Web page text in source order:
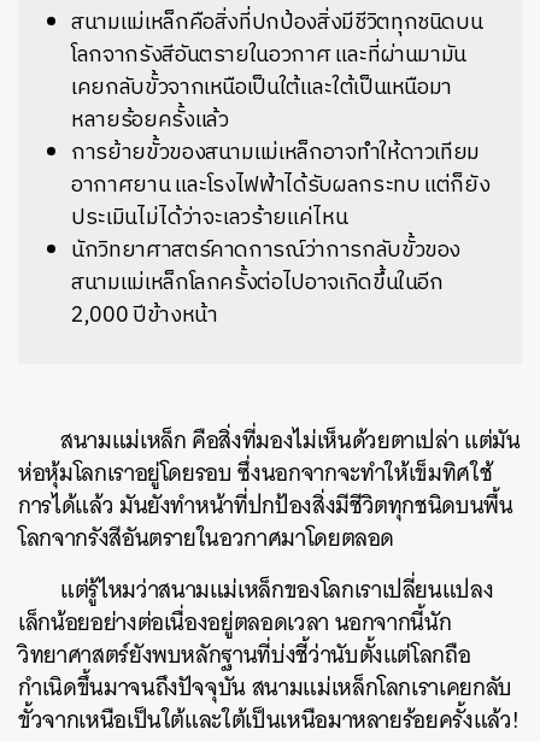
สนามแม่เหล็กคือสิ่งที่ปกป้องสิ่งมีชีวิตทุกชนิดบน
โลกจากรังสีอันตรายในอวกาศ และที่ผ่านมามัน
เคยกลับขั้วจากเหนือเป็นใต้และใต้เป็นเหนือมา
หลายร้อยครั้งแล้ว
การย้ายขั้วของสนามแม่เหล็กอาจทำให้ดาวเทียม
อากาศยาน และโรงไฟฟ้าได้รับผลกระทบ แต่ก็ยัง
ประเมินไม่ได้ว่าจะเลวร้ายแค่ไหน
นักวิทยาศาสตร์คาดการณ์ว่าการกลับขั้วของ
สนามแม่เหล็กโลกครั้งต่อไปอาจเกิดขึ้นในอีก
2,000 ปีข้างหน้า
สนามแม่เหล็ก คือสิ่งที่มองไม่เห็นด้วยตาเปล่า แต่มัน
ห่อหุ้มโลกเราอยู่โดยรอบ ซึ่งนอกจากจะทำให้เข็มทิศใช้
การได้แล้ว มันยังทำหน้าที่ปกป้องสิ่งมีชีวิตทุกชนิดบนพื้น
โลกจากรังสีอันตรายในอวกาศมาโดยตลอด
แต่รู้ไหมว่าสนามแม่เหล็กของโลกเราเปลี่ยนแปลง
เล็กน้อยอย่างต่อเนื่องอยู่ตลอดเวลา นอกจากนี้นัก
วิทยาศาสตร์ยังพบหลักฐานที่บ่งชี้ว่านับตั้งแต่โลกถือ
กำเนิดขึ้นมาจนถึงปัจจุบัน สนามแม่เหล็กโลกเราเคยกลับ
ขั้วจากเหนือเป็นใต้และใต้เป็นเหนือมาหลายร้อยครั้งแล้ว!